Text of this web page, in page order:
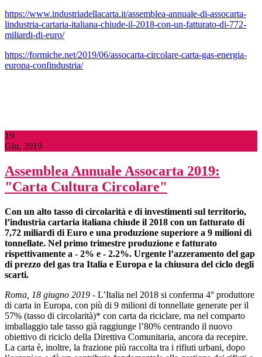
https://www.industriadellacarta.it/assemblea-annuale-di-assocarta-
lindustria-cartaria-italiana-chiude-il-2018-con-un-fatturato-di-772-
miliardi-di-euro/
https://formiche.net/2019/06/assocarta-circolare-carta-gas-energia-
europa-confindustria/
19
Giu, 2019
Assemblea Annuale Assocarta 2019:
"Carta Cultura Circolare"
Con un alto tasso di circolarità e di investimenti sul territorio,
l’industria cartaria italiana chiude il 2018 con un fatturato di
7,72 miliardi di Euro e una produzione superiore a 9 milioni di
tonnellate. Nel primo trimestre produzione e fatturato
rispettivamente a - 2% e - 2.2%. Urgente l’azzeramento del gap
di prezzo del gas tra Italia e Europa e la chiusura del ciclo degli
scarti.
Roma, 18 giugno 2019 - L’Italia nel 2018 si conferma 4° produttore
di carta in Europa, con più di 9 milioni di tonnellate generate per il
57% (tasso di circolarità)* con carta da riciclare, ma nel comparto
imballaggio tale tasso già raggiunge l’80% centrando il nuovo
obiettivo di riciclo della Direttiva Comunitaria, ancora da recepire.
La carta è, inoltre, la frazione più raccolta tra i rifiuti urbani, dopo